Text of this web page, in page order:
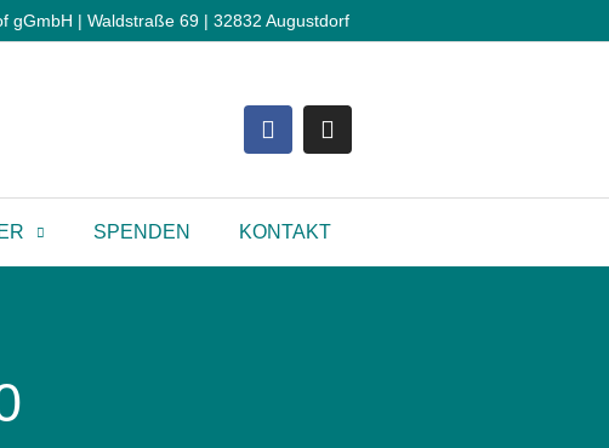
gGmbH | Waldstraße 69 | 32832 Augustdorf
SPENDEN KONTAKT